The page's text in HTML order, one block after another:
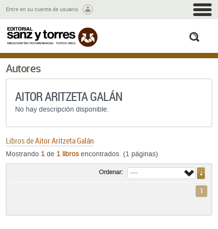
Entre en su cuenta de usuario.
Autores
AITOR ARITZETA GALÁN
No hay descripción disponible.
Libros deAitor Aritzeta Galán
Mostrando 1 de 1 libros encontrados. (1 páginas)
Ordenar:
1